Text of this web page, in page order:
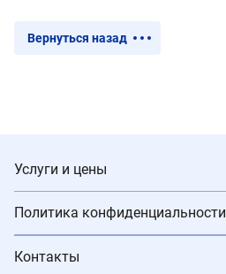
Вернуться назад
Услуги и цены
Политика конфиденциальности
Контакты